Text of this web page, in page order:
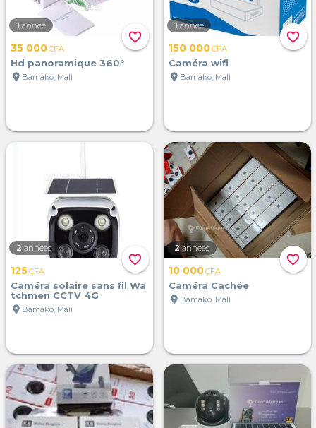
favorite_border
1 année
35 000CFA
Hd panoramique 360°
location_on Bamako, Mali
favorite_border
1 année
150 000CFA
Caméra wifi
location_on Bamako, Mali
favorite_border
2 années
125CFA
Caméra solaire sans fil Wa
tchmen CCTV 4G
location_on Bamako, Mali
favorite_border
2 années
10 000CFA
Caméra Cachée
location_on Bamako, Mali